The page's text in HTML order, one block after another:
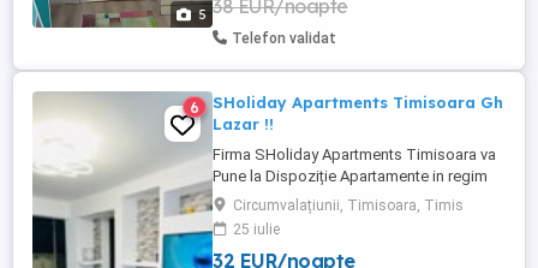
5
maxim 6 persoane pe o perioada de
minim 3 nopti. PREȚUL ESTE ...
38 EUR/noapte
Telefon validat
6
SHoliday Apartments Timisoara Gh
Lazar !!
Firma SHoliday Apartments Timisoara va
Pune la Dispoziție Apartamente in regim
Hotelier de la : 1 camera la 2 camere sau 3
camere toate sunt in. Locatii foarte bune
din Timisoara decomandate sau
semidecomandate cu bucatarie mare baie
Circumvalațiunii, Timisoara, Timis
25 iulie
32 EUR/noapte